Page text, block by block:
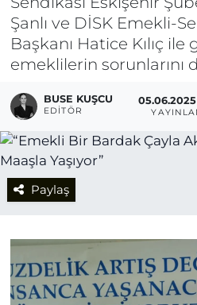
Şanlı ve DİSK Emekli-
Başkanı Hatice Kılıç
emeklilerin sorunlarını
BUSE KUŞCU
EDITÖR
05.06.2025
Paylaş